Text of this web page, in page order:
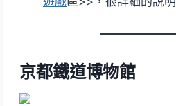
京都鐵道博物館